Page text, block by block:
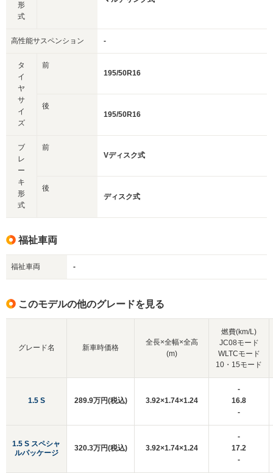
形
式
高性能サスペンション -
タ
イ
ヤ
サ
イ
ズ
前
195/50R16
後
195/50R16
ブ
レ
ー
キ
形
式
前
Vディスク式
後
ディスク式
福祉車両
福祉車両 -
このモデルの他のグレードを見る
グレード名
1.5 S
1.5 S スペシャ
ルパッケージ
新車時価格
全長×全幅×全高
(m)
燃費(km/L)
JC08モード
WLTCモード
10・15モード
289.9万円(税込) 3.92×1.74×1.24
-
16.8
-
320.3万円(税込) 3.92×1.74×1.24
-
17.2
-